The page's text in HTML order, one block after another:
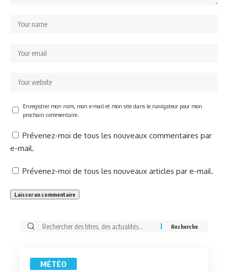
Enregistrer mon nom, mon e-mail et mon site dans le navigateur pour mon
prochain commentaire.
Prévenez-moi de tous les nouveaux commentaires par
e-mail.
Prévenez-moi de tous les nouveaux articles par e-mail.
Rechercher:
MÉTÉO